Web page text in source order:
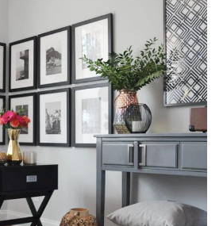
Impiana 360
Inspirasi Selebriti
MakeOver